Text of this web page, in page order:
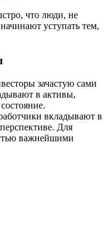
что люди, не
уступать тем,
зачастую сами
в активы,
вкладывают в
Для
важнейшими